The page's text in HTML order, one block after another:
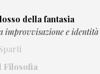
della fantasia
improvvisazione e identità
Filosofia